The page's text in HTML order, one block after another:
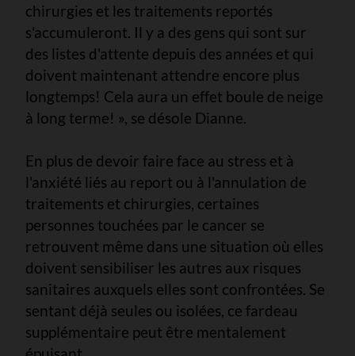
chirurgies et les traitements reportés
s'accumuleront. Il y a des gens qui sont sur
des listes d'attente depuis des années et qui
doivent maintenant attendre encore plus
longtemps! Cela aura un effet boule de neige
à long terme! », se désole Dianne.
En plus de devoir faire face au stress et à
l'anxiété liés au report ou à l'annulation de
traitements et chirurgies, certaines
personnes touchées par le cancer se
retrouvent même dans une situation où elles
doivent sensibiliser les autres aux risques
sanitaires auxquels elles sont confrontées. Se
sentant déjà seules ou isolées, ce fardeau
supplémentaire peut être mentalement